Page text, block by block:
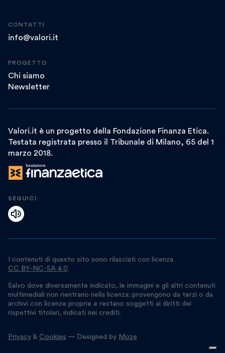
CONTATTI
info@valori.it
PROGETTO
Chi siamo
Newsletter
Valori.it è un progetto della Fondazione Finanza Etica.
Testata registrata presso il Tribunale di Milano, 65 del 1
marzo 2018.
SEGUICI
I contenuti di questo sito sono rilasciati con licenza
CC BY-NC-SA 4.0.
Salvo dove diversamente indicato, le immagini e gli altri contenuti
multimediali non rientrano nella licenza: provengono da terzi o da
archivi con licenze proprie e restano soggetti ai diritti dei
rispettivi titolari, indicati nei crediti.
Privacy & Cookies — Designed by Moze